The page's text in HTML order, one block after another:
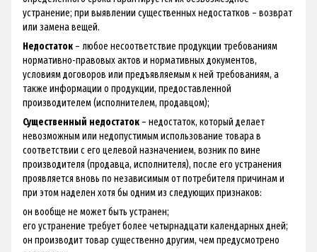
устранение; при выявлении существенных недостатков – возврат
или замена вещей.
Недостаток – любое несоответствие продукции требованиям
нормативно-правовых актов и нормативных документов,
условиям договоров или предъявляемым к ней требованиям, а
также информации о продукции, предоставленной
производителем (исполнителем, продавцом);
Существенный недостаток – недостаток, который делает
невозможным или недопустимым использование товара в
соответствии с его целевой назначением, возник по вине
производителя (продавца, исполнителя), после его устранения
проявляется вновь по независимым от потребителя причинам и
при этом наделен хотя бы одним из следующих признаков:
он вообще не может быть устранен;
его устранение требует более четырнадцати календарных дней;
он производит товар существенно другим, чем предусмотрено